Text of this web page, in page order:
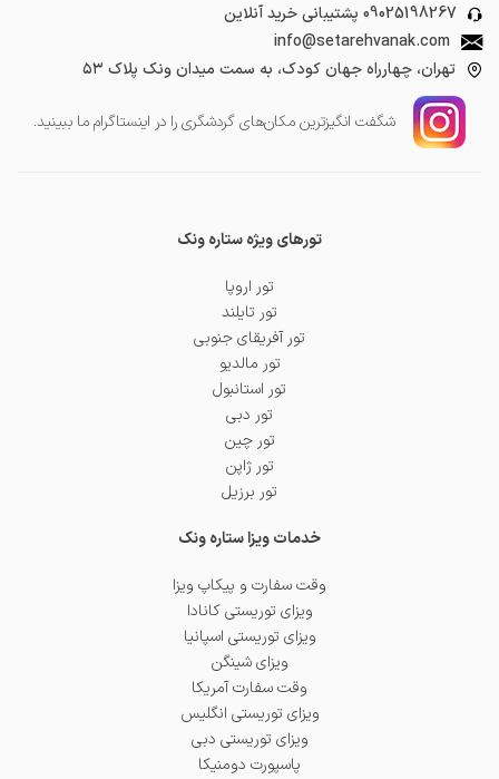
09025198267 پشتیبانی خرید آنلاین
info@setarehvanak.com
تهران، چهارراه جهان کودک، به سمت میدان ونک پلاک ۵۳
شگفت انگیز‌ترین مکان‌های گردشگری را در اینستاگرام ما ببینید.
تورهای ویژه ستاره ونک
تور اروپا
تور تایلند
تور آفریقای جنوبی
تور مالدیو
تور استانبول
تور دبی
تور چین
تور ژاپن
تور برزیل
خدمات ویزا ستاره ونک
وقت سفارت و پیکاپ ویزا
ویزای توریستی کانادا
ویزای توریستی اسپانیا
ویزای شینگن
وقت سفارت آمریکا
ویزای توریستی انگلیس
ویزای توریستی دبی
پاسپورت دومنیکا